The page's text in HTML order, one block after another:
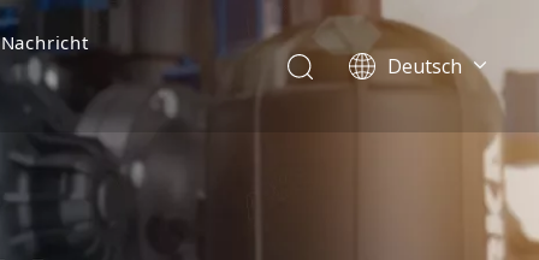
Nachricht
Deutsch
简体中文